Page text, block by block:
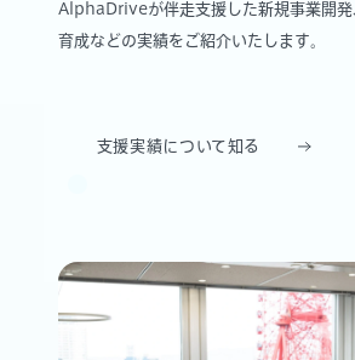
AlphaDriveが伴走支援した新規事業開発
育成などの実績をご紹介いたします。
支援実績について知る